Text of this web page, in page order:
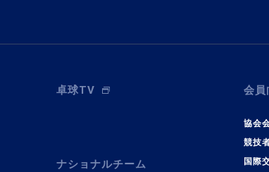
卓球TV
ナショナルチーム
会員
協会
競技
国際